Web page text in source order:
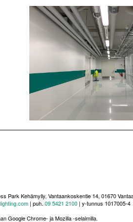
Park Kehämylly, Vantaankoskentie 14, 01670
| puh. 09 5421 2100 | y-tunnus 1017005-4
Google Chrome- ja Mozilla -selaimilla.